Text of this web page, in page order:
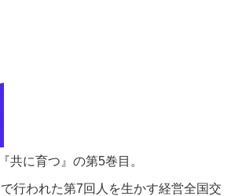
共に育つ』の第5巻目。
行われた第7回人を生かす経営全国交